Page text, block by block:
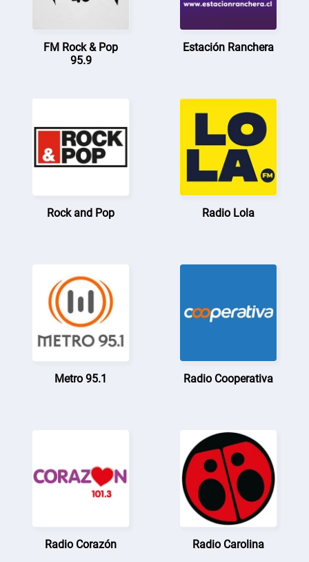
FM Rock & Pop
95.9
Estación Ranchera
Rock and Pop Radio Lola
Metro 95.1 Radio Cooperativa
Radio Corazón Radio Carolina